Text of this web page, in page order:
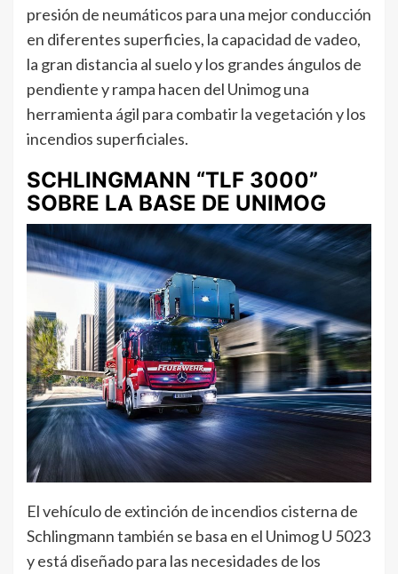
presión de neumáticos para una mejor conducción
en diferentes superficies, la capacidad de vadeo,
la gran distancia al suelo y los grandes ángulos de
pendiente y rampa hacen del Unimog una
herramienta ágil para combatir la vegetación y los
incendios superficiales.
SCHLINGMANN “TLF 3000”
SOBRE LA BASE DE UNIMOG
El vehículo de extinción de incendios cisterna de
Schlingmann también se basa en el Unimog U 5023
y está diseñado para las necesidades de los